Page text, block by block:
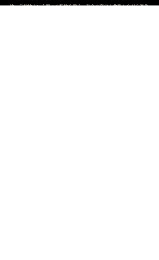
性、自律性という四つの特性を備え、社会の変化と共鳴しながら進化